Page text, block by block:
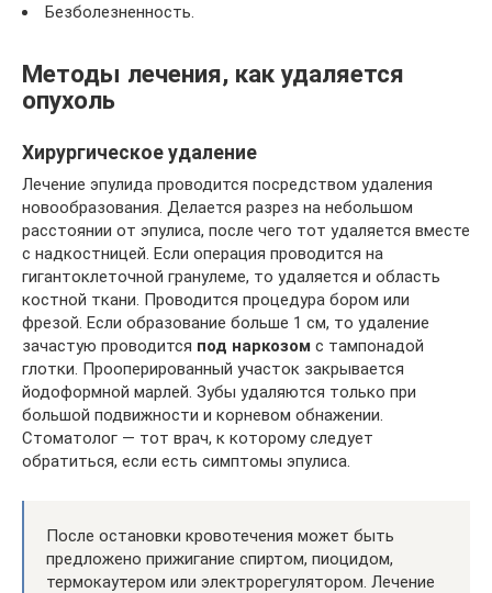
Безболезненность.
Методы лечения, как удаляется
опухоль
Хирургическое удаление
Лечение эпулида проводится посредством удаления
новообразования. Делается разрез на небольшом
расстоянии от эпулиса, после чего тот удаляется вместе
с надкостницей. Если операция проводится на
гигантоклеточной гранулеме, то удаляется и область
костной ткани. Проводится процедура бором или
фрезой. Если образование больше 1 см, то удаление
зачастую проводится под наркозом с тампонадой
глотки. Прооперированный участок закрывается
йодоформной марлей. Зубы удаляются только при
большой подвижности и корневом обнажении.
Стоматолог — тот врач, к которому следует
обратиться, если есть симптомы эпулиса.
После остановки кровотечения может быть
предложено прижигание спиртом, пиоцидом,
термокаутером или электрорегулятором. Лечение